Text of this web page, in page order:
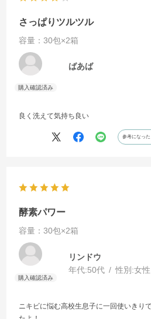
さっぱりツルツル
容量：30包×2箱
ばあば
良く洗えて気持ち良い
参考になった
酵素パワー
容量：30包×2箱
リンドウ
年代:50代 性別:女性
ニキビに悩む高校生息子に一回使いきり